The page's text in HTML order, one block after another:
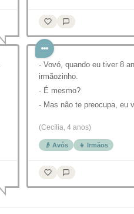
- Vovó, quando eu tiver 8
irmãozinho.
- É mesmo?
- Mas não te preocupa, eu
(Cecília, 4 anos)
👴 Avós 👧 Irmãos